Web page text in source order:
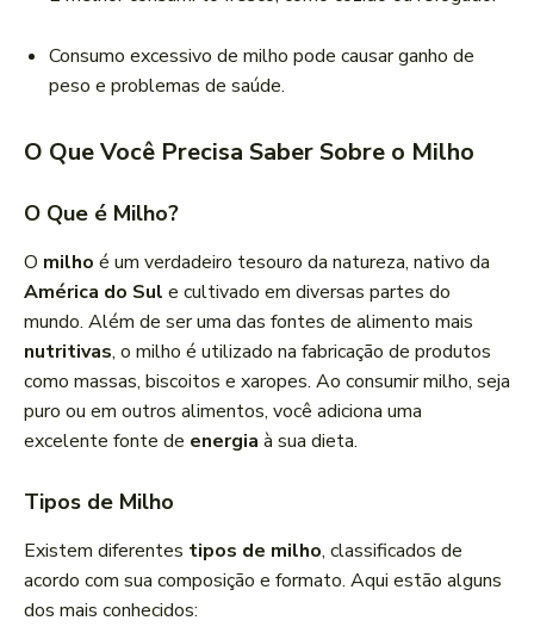
Consumo excessivo de milho pode causar ganho de
peso e problemas de saúde.
O Que Você Precisa Saber Sobre o Milho
O Que é Milho?
O milho é um verdadeiro tesouro da natureza, nativo da
América do Sul e cultivado em diversas partes do
mundo. Além de ser uma das fontes de alimento mais
nutritivas, o milho é utilizado na fabricação de produtos
como massas, biscoitos e xaropes. Ao consumir milho, seja
puro ou em outros alimentos, você adiciona uma
excelente fonte de energia à sua dieta.
Tipos de Milho
Existem diferentes tipos de milho, classificados de
acordo com sua composição e formato. Aqui estão alguns
dos mais conhecidos: